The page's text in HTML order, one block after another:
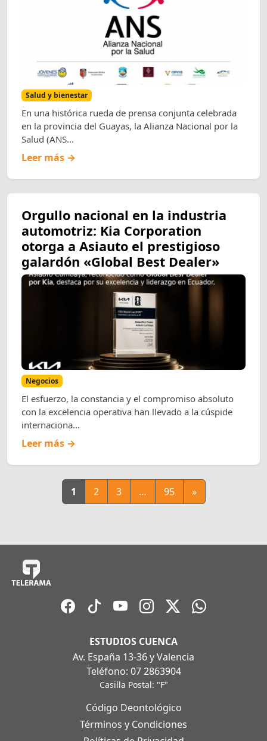
Salud y bienestar
En una histórica rueda de prensa conjunta celebrada
en la provincia del Guayas, la Alianza Nacional por la
Salud (ANS...
Leer más →
Orgullo nacional en la industria
automotriz: Kia Corporation
otorga a Asiauto el prestigioso
galardón «Global Best Dealer»
Negocios
El esfuerzo, la constancia y el compromiso absoluto
con la excelencia operativa han llevado a la cúspide
internaciona...
Leer más →
1 2 3 … 95 »
ESTUDIOS CUENCA
Av. España 13-36 y Valencia
Teléfono: 07 2863904
Casilla Postal: "F"
Código Deontológico
Términos y Condiciones